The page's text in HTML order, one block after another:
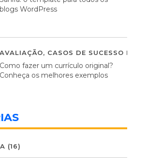
blogs WordPress
AVALIAÇÃO, CASOS DE SUCESSO DE
Como fazer um currículo original?
Conheça os melhores exemplos
(16)